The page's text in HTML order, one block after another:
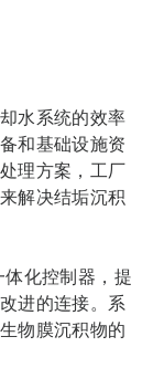
水系统的效率
和基础设施资
理方案，工厂
解决结垢沉积
化控制器，提
进的连接。系
物膜沉积物的